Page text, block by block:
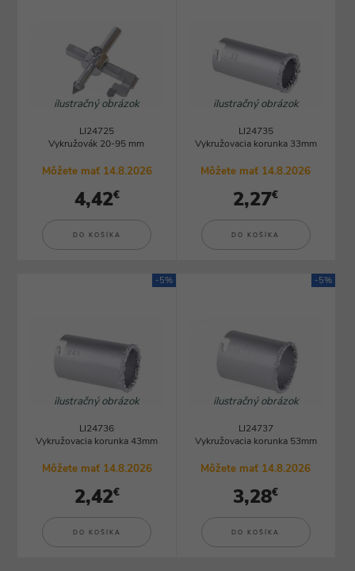
ilustračný obrázok
LI24725
Vykružovák 20-95 mm
Môžete mať 14.8.2026
4,42€
DO KOŠÍKA
ilustračný obrázok
LI24735
Vykružovacia korunka 33mm
Môžete mať 14.8.2026
2,27€
DO KOŠÍKA
-5%
ilustračný obrázok
LI24736
Vykružovacia korunka 43mm
Môžete mať 14.8.2026
2,42€
DO KOŠÍKA
-5%
ilustračný obrázok
LI24737
Vykružovacia korunka 53mm
Môžete mať 14.8.2026
3,28€
DO KOŠÍKA